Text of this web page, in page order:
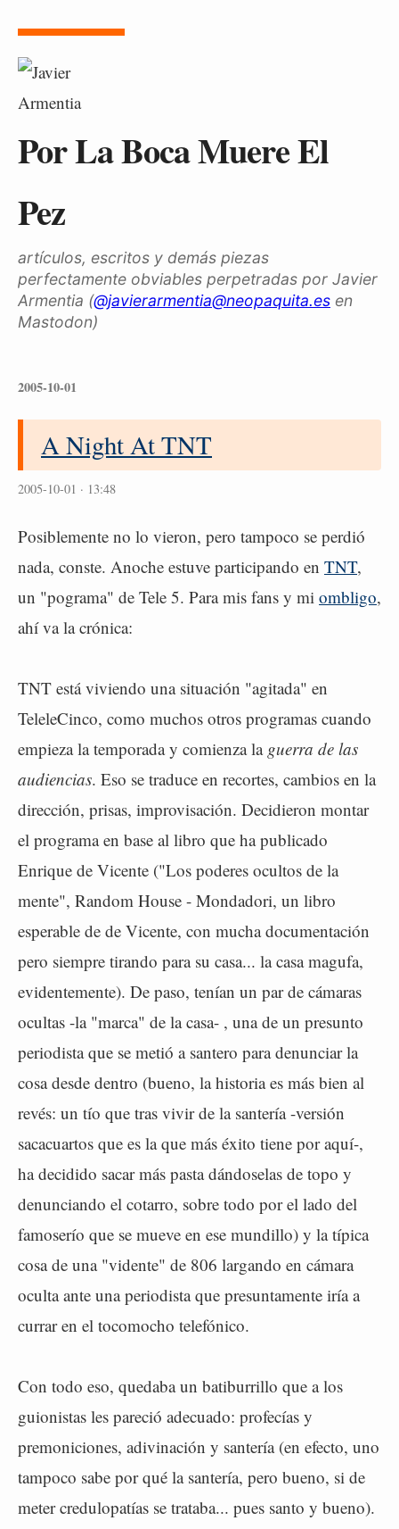
Por La Boca Muere El
Pez
artículos, escritos y demás piezas
perfectamente obviables perpetradas por Javier
Armentia (@javierarmentia@neopaquita.es en
Mastodon)
2005-10-01
A Night At TNT
2005-10-01 · 13:48
Posiblemente no lo vieron, pero tampoco se perdió
nada, conste. Anoche estuve participando en TNT,
un "pograma" de Tele 5. Para mis fans y mi ombligo,
ahí va la crónica:
TNT está viviendo una situación "agitada" en
TeleleCinco, como muchos otros programas cuando
empieza la temporada y comienza la guerra de las
audiencias. Eso se traduce en recortes, cambios en la
dirección, prisas, improvisación. Decidieron montar
el programa en base al libro que ha publicado
Enrique de Vicente ("Los poderes ocultos de la
mente", Random House - Mondadori, un libro
esperable de de Vicente, con mucha documentación
pero siempre tirando para su casa... la casa magufa,
evidentemente). De paso, tenían un par de cámaras
ocultas -la "marca" de la casa- , una de un presunto
periodista que se metió a santero para denunciar la
cosa desde dentro (bueno, la historia es más bien al
revés: un tío que tras vivir de la santería -versión
sacacuartos que es la que más éxito tiene por aquí-,
ha decidido sacar más pasta dándoselas de topo y
denunciando el cotarro, sobre todo por el lado del
famoserío que se mueve en ese mundillo) y la típica
cosa de una "vidente" de 806 largando en cámara
oculta ante una periodista que presuntamente iría a
currar en el tocomocho telefónico.
Con todo eso, quedaba un batiburrillo que a los
guionistas les pareció adecuado: profecías y
premoniciones, adivinación y santería (en efecto, uno
tampoco sabe por qué la santería, pero bueno, si de
meter credulopatías se trataba... pues santo y bueno).